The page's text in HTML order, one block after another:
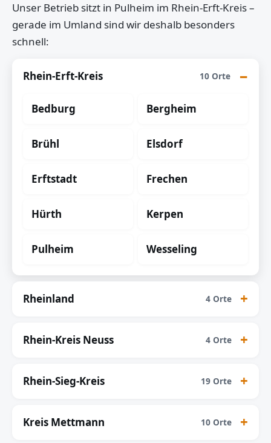
Unser Betrieb sitzt in Pulheim im Rhein-Erft-Kreis –
gerade im Umland sind wir deshalb besonders
schnell:
Rhein-Erft-Kreis 10 Orte
Bedburg Bergheim
Brühl Elsdorf
Erftstadt Frechen
Hürth Kerpen
Pulheim Wesseling
Rheinland 4 Orte
Rhein-Kreis Neuss 4 Orte
Rhein-Sieg-Kreis 19 Orte
Kreis Mettmann 10 Orte